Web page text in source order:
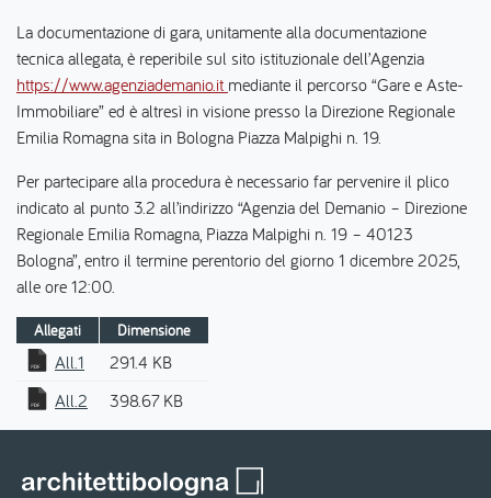
La documentazione di gara, unitamente alla documentazione
tecnica allegata, è reperibile sul sito istituzionale dell’Agenzia
https://www.agenziademanio.it mediante il percorso “Gare e Aste-
Immobiliare” ed è altresì in visione presso la Direzione Regionale
Emilia Romagna sita in Bologna Piazza Malpighi n. 19.
Per partecipare alla procedura è necessario far pervenire il plico
indicato al punto 3.2 all’indirizzo “Agenzia del Demanio – Direzione
Regionale Emilia Romagna, Piazza Malpighi n. 19 – 40123
Bologna”, entro il termine perentorio del giorno 1 dicembre 2025,
alle ore 12:00.
Allegati Dimensione
All.1
291.4 KB
All.2
398.67 KB